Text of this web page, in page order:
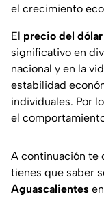
el crecimiento
El precio del
significativo en
nacional y en la
estabilidad
individuales. Por
el
A continuación te
tienes que saber
Aguascalientes